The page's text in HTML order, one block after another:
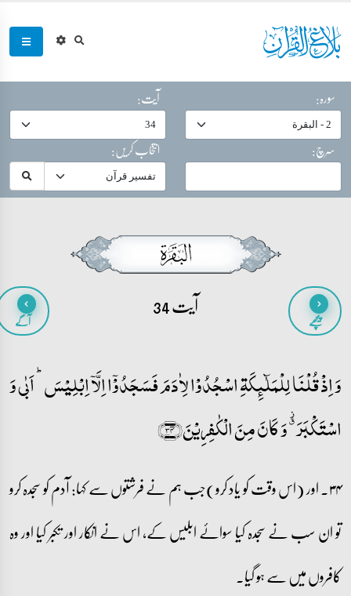
سورہ:
آیت:
سرچ:
انتخاب کریں:
پیچھے آیت 34 آگے
وَ اِذۡ قُلۡنَا لِلۡمَلٰٓئِکَۃِ اسۡجُدُوۡا لِاٰدَمَ فَسَجَدُوۡۤا اِلَّاۤ اِبۡلِیۡسَ ؕ اَبٰی وَ
اسۡتَکۡبَرَ ٭۫ وَ کَانَ مِنَ الۡکٰفِرِیۡنَ﴿۳۴﴾
۳۴۔ اور (اس وقت کو یاد کرو)جب ہم نے فرشتوں سے کہا: آدم کو سجدہ کرو
تو ان سب نے سجدہ کیا سوائے ابلیس کے، اس نے انکار اور تکبر کیا اور وہ
کافروں میں سے ہو گیا۔